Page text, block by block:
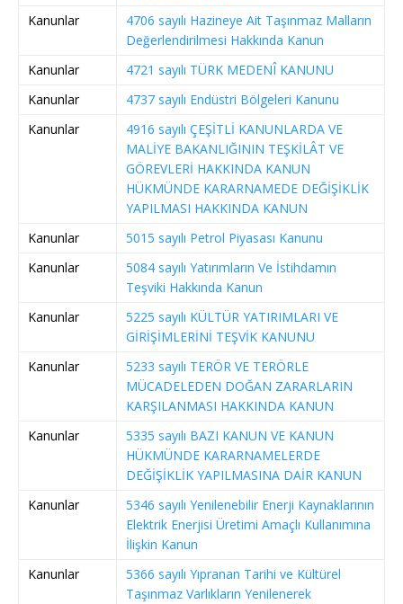
Kanunlar
4706 sayılı Hazineye Ait Taşınmaz Malların
Değerlendirilmesi Hakkında Kanun
Kanunlar
4721 sayılı TÜRK MEDENÎ KANUNU
Kanunlar
4737 sayılı Endüstri Bölgeleri Kanunu
Kanunlar
4916 sayılı ÇEŞİTLİ KANUNLARDA VE
MALİYE BAKANLIĞININ TEŞKİLÂT VE
GÖREVLERİ HAKKINDA KANUN
HÜKMÜNDE KARARNAMEDE DEĞİŞİKLİK
YAPILMASI HAKKINDA KANUN
Kanunlar
5015 sayılı Petrol Piyasası Kanunu
Kanunlar
5084 sayılı Yatırımların Ve İstihdamın
Teşviki Hakkında Kanun
Kanunlar
5225 sayılı KÜLTÜR YATIRIMLARI VE
GİRİŞİMLERİNİ TEŞVİK KANUNU
Kanunlar
5233 sayılı TERÖR VE TERÖRLE
MÜCADELEDEN DOĞAN ZARARLARIN
KARŞILANMASI HAKKINDA KANUN
Kanunlar
5335 sayılı BAZI KANUN VE KANUN
HÜKMÜNDE KARARNAMELERDE
DEĞİŞİKLİK YAPILMASINA DAİR KANUN
Kanunlar
5346 sayılı Yenilenebilir Enerji Kaynaklarının
Elektrik Enerjisi Üretimi Amaçlı Kullanımına
İlişkin Kanun
Kanunlar
5366 sayılı Yıpranan Tarihi ve Kültürel
Taşınmaz Varlıkların Yenilenerek